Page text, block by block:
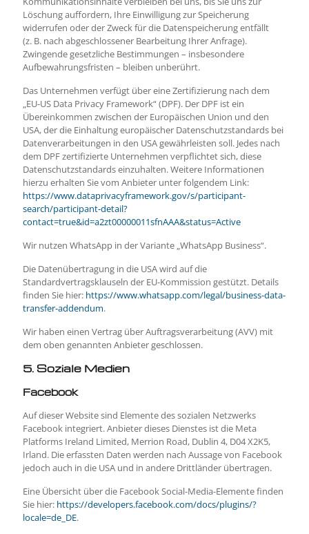
Löschung auffordern, Ihre Einwilligung zur Speicherung
widerrufen oder der Zweck für die Datenspeicherung entfällt
(z. B. nach abgeschlossener Bearbeitung Ihrer Anfrage).
Zwingende gesetzliche Bestimmungen – insbesondere
Aufbewahrungsfristen – bleiben unberührt.
Das Unternehmen verfügt über eine Zertifizierung nach dem
„EU-US Data Privacy Framework“ (DPF). Der DPF ist ein
Übereinkommen zwischen der Europäischen Union und den
USA, der die Einhaltung europäischer Datenschutzstandards bei
Datenverarbeitungen in den USA gewährleisten soll. Jedes nach
dem DPF zertifizierte Unternehmen verpflichtet sich, diese
Datenschutzstandards einzuhalten. Weitere Informationen
hierzu erhalten Sie vom Anbieter unter folgendem Link:
https://www.dataprivacyframework.gov/s/participant-
search/participant-detail?
contact=true&id=a2zt00000011sfnAAA&status=Active
Wir nutzen WhatsApp in der Variante „WhatsApp Business“.
Die Datenübertragung in die USA wird auf die
Standardvertragsklauseln der EU-Kommission gestützt. Details
finden Sie hier: https://www.whatsapp.com/legal/business-data-
transfer-addendum.
Wir haben einen Vertrag über Auftragsverarbeitung (AVV) mit
dem oben genannten Anbieter geschlossen.
5. Soziale Medien
Facebook
Auf dieser Website sind Elemente des sozialen Netzwerks
Facebook integriert. Anbieter dieses Dienstes ist die Meta
Platforms Ireland Limited, Merrion Road, Dublin 4, D04 X2K5,
Irland. Die erfassten Daten werden nach Aussage von Facebook
jedoch auch in die USA und in andere Drittländer übertragen.
Eine Übersicht über die Facebook Social-Media-Elemente finden
Sie hier: https://developers.facebook.com/docs/plugins/?
locale=de_DE.